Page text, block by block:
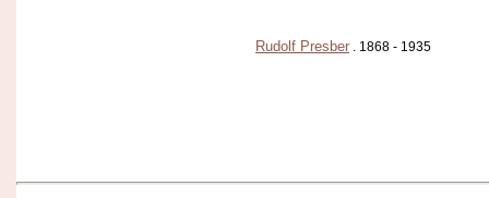
Rudolf Presber . 1868 - 1935